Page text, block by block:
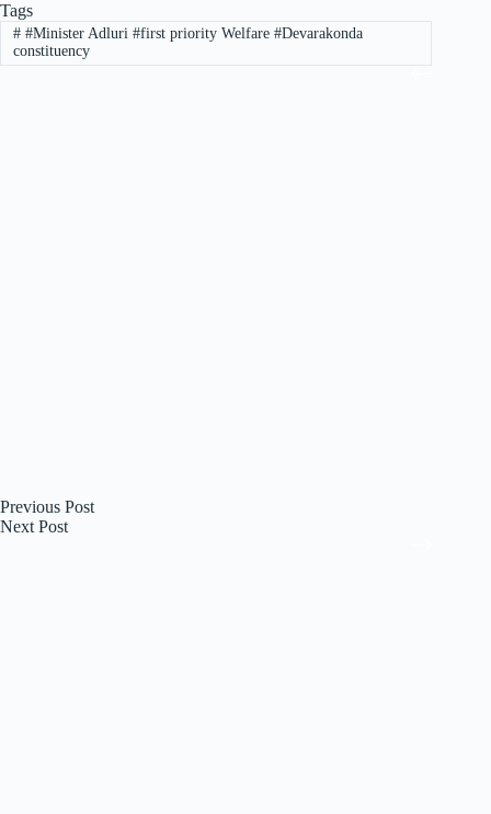
Tags
##Minister Adluri #first priority Welfare #Devarakonda
constituency
Previous Post
Next Post